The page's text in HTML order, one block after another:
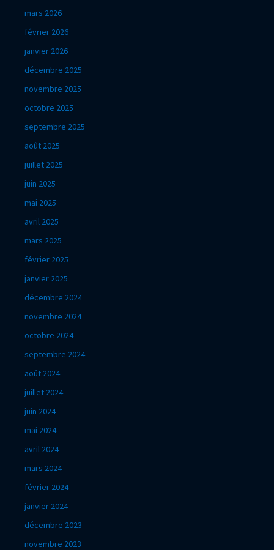
mars 2026
février 2026
janvier 2026
décembre 2025
novembre 2025
octobre 2025
septembre 2025
août 2025
juillet 2025
juin 2025
mai 2025
avril 2025
mars 2025
février 2025
janvier 2025
décembre 2024
novembre 2024
octobre 2024
septembre 2024
août 2024
juillet 2024
juin 2024
mai 2024
avril 2024
mars 2024
février 2024
janvier 2024
décembre 2023
novembre 2023